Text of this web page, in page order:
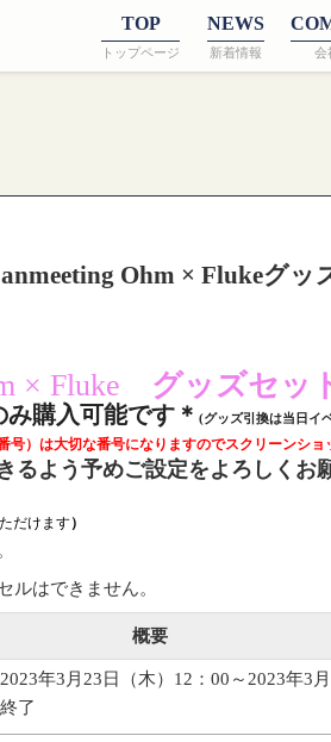
TOP
トップページ
NEWS
新着情報 会
Ohm × Flukeグッ
× Fluke
グッズセッ
購入可能です＊ (グッズ引換は当日イ
）は大切な番号になりますのでスクリーンシ
るよう予めご設定をよろしくお
だけます）
ルはできません。
概要
年3月23日（木）12：00～2023年3
了